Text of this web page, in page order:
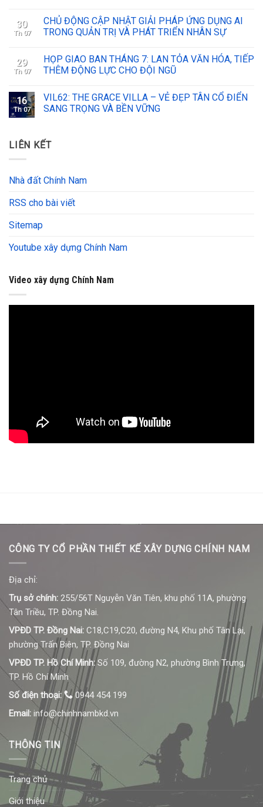
30
Th 07
CHỦ ĐỘNG CẬP NHẬT GIẢI PHÁP ỨNG DỤNG AI
TRONG QUẢN TRỊ VÀ PHÁT TRIỂN NHÂN SỰ
29
Th 07
HỌP GIAO BAN THÁNG 7: LAN TỎA VĂN HÓA, TIẾP
THÊM ĐỘNG LỰC CHO ĐỘI NGŨ
16
Th 07
VIL62: THE GRACE VILLA – VẺ ĐẸP TÂN CỔ ĐIỂN
SANG TRỌNG VÀ BỀN VỮNG
LIÊN KẾT
Nhà đất Chính Nam
RSS cho bài viết
Sitemap
Youtube xây dựng Chính Nam
Video xây dựng Chính Nam
CÔNG TY CỔ PHẦN THIẾT KẾ XÂY DỰNG CHÍNH NAM
Địa chỉ:
Trụ sở chính: 255/56T Nguyễn Văn Tiên, khu phố 11A, phường
Tân Triều, TP. Đồng Nai.
VPĐD TP. Đồng Nai: C18,C19,C20, đường N4, Khu phố Tân Lại,
phường Trấn Biên, TP. Đồng Nai
VPĐD TP. Hồ Chí Minh:Số 109, đường N2, phường Bình Trưng,
TP. Hồ Chí Minh
Số điện thoại:
0944 454 199
Email: info@chinhnambkd.vn
THÔNG TIN
Trang chủ
Giới thiệu